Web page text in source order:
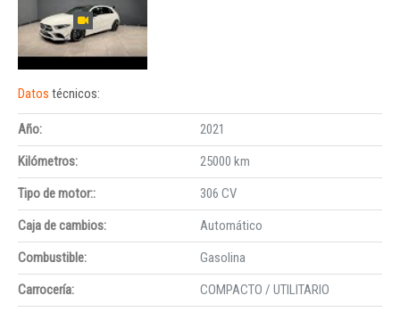
Datos técnicos:
Año:
2021
Kilómetros:
25000 km
Tipo de motor::
306 CV
Caja de cambios:
Automático
Combustible:
Gasolina
Carrocería:
COMPACTO / UTILITARIO